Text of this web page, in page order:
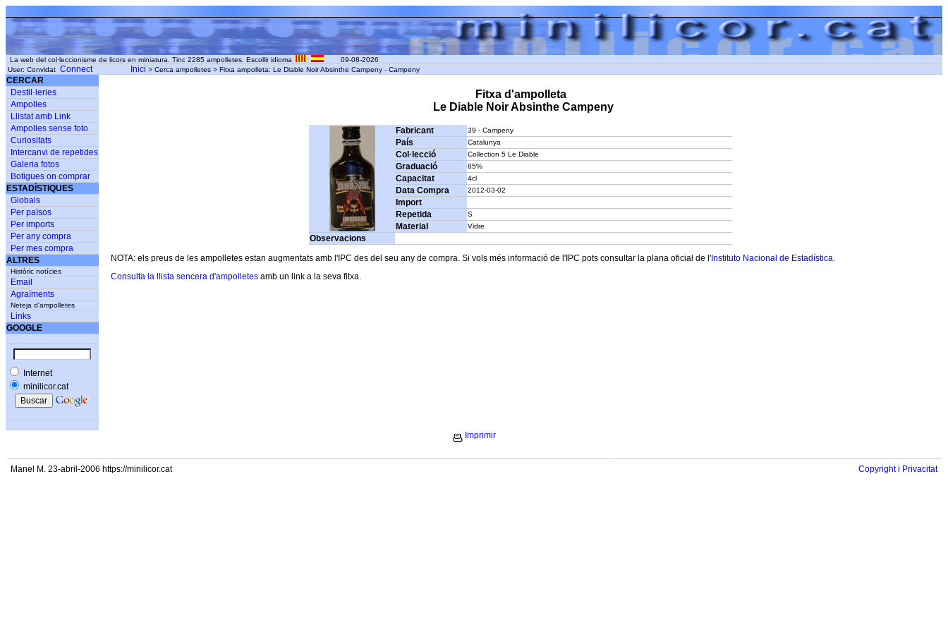
La web del col·leccionisme de licors en miniatura. Tinc 2285 ampolletes. Escollir idioma
09-08-2026
User: Convidat Connect Inici > Cerca ampolletes > Fitxa ampolleta: Le Diable Noir Absinthe Campeny - Campeny
CERCAR
Destil·leries
Ampolles
Llistat amb Link
Ampolles sense foto
Curiositats
Intercanvi de repetides
Galeria fotos
Botigues on comprar
ESTADÍSTIQUES
Globals
Per països
Per imports
Per any compra
Per mes compra
ALTRES
Històric notícies
Email
Agraïments
Neteja d'ampolletes
Links
GOOGLE
Internet
minilicor.cat
Fitxa d'ampolleta
Le Diable Noir Absinthe Campeny
Fabricant 39 - Campeny
País Catalunya
Col·lecció Collection 5 Le Diable
Graduació 85%
Capacitat 4cl
Data Compra 2012-03-02
Import
Repetida
S
Material Vidre
Observacions
NOTA: els preus de les ampolletes estan augmentats amb l'IPC des del seu any de compra. Si vols més informació de l'IPC pots consultar la plana oficial de l' Instituto Nacional de Estadística.
Consulta la llista sencera d'ampolletes amb un link a la seva fitxa.
Imprimir
Manel M. 23-abril-2006 https://minilicor.cat Copyright i Privacitat